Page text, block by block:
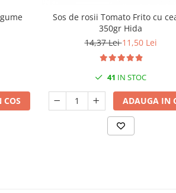
Sos de rosii Tomato Frito cu
350gr Hida
14,37 Lei11,50 Lei
41 IN STOC
ADAUGA IN